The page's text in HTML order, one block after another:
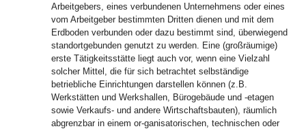
Arbeitgebers, eines verbundenen Unternehmens oder eines
vom Arbeitgeber bestimmten Dritten dienen und mit dem
Erdboden verbunden oder dazu bestimmt sind, überwiegend
standortgebunden genutzt zu werden. Eine (großräumige)
erste Tätigkeitsstätte liegt auch vor, wenn eine Vielzahl
solcher Mittel, die für sich betrachtet selbständige
betriebliche Einrichtungen darstellen können (z.B.
Werkstätten und Werkshallen, Bürogebäude und -etagen
sowie Verkaufs- und andere Wirtschaftsbauten), räumlich
abgrenzbar in einem or-ganisatorischen, technischen oder